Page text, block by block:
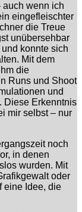
wenn ich
eingefleischter
die Treue
unübersehbar
konnte sich
Mit dem
die
Runs und Shoot
und
Diese Erkenntnis
mir selbst – nur
noch
in denen
wurden. Mit
oder
eine Idee, die